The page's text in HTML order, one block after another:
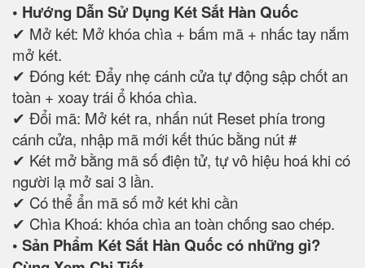
• Hướng Dẫn Sử Dụng Két Sắt Hàn Quốc
✔ Mở két: Mở khóa chìa + bấm mã + nhấc tay nắm
mở két.
✔ Đóng két: Đẩy nhẹ cánh cửa tự động sập chốt an
toàn + xoay trái ổ khóa chìa.
✔ Đổi mã: Mở két ra, nhấn nút Reset phía trong
cánh cửa, nhập mã mới kết thúc bằng nút #
✔ Két mở bằng mã số điện tử, tự vô hiệu hoá khi có
người lạ mở sai 3 lần.
✔ Có thể ẩn mã số mở két khi cần
✔ Chìa Khoá: khóa chìa an toàn chống sao chép.
• Sản Phẩm Két Sắt Hàn Quốc có những gì?